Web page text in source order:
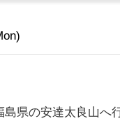
島県の安達太良山へ